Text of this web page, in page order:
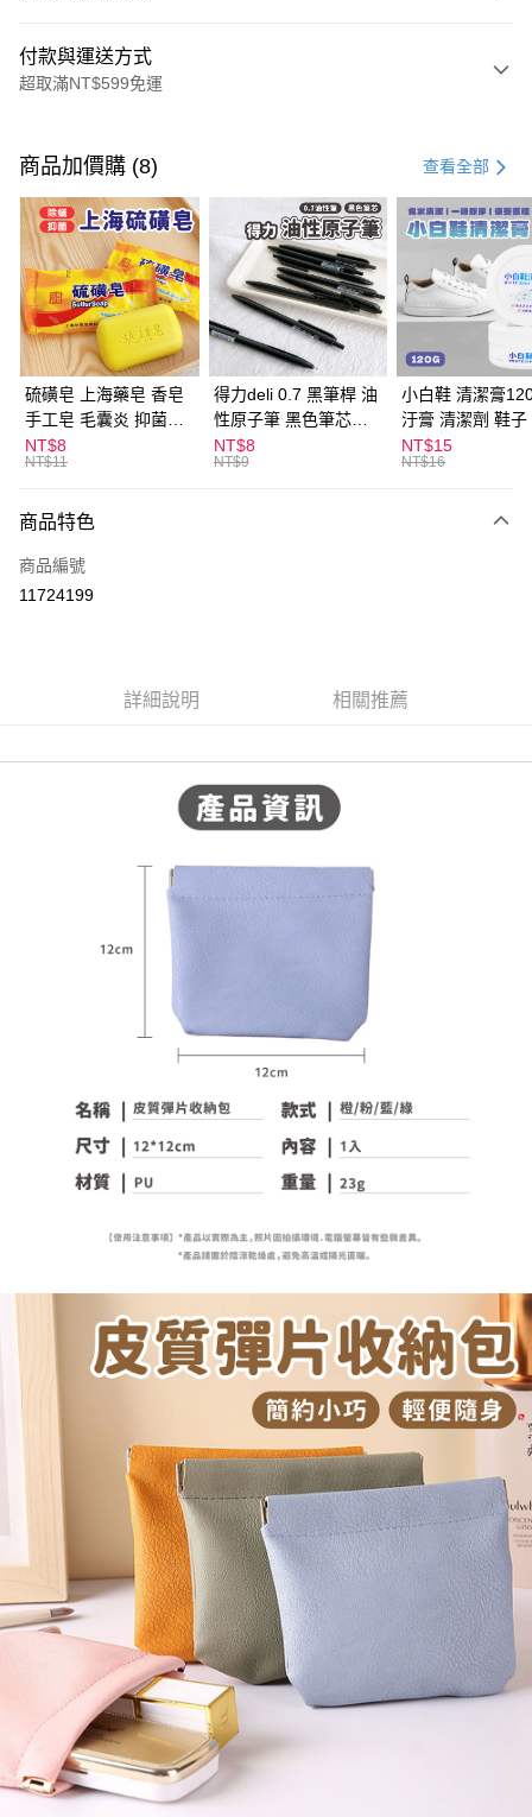
付款與運送方式
超取滿NT$599免運
信用卡一次付款
超商取貨付款
LINE Pay
Apple Pay
街口支付
悠遊付
ATM付款
全家取貨付款
每筆NT$60，滿NT$599(含以上)免運費
付款後全家取貨
每筆NT$60，滿NT$599(含以上)免運費
每筆NT$60，滿NT$599(含以上)免運費
商品加價購 (8) 查看全部
硫磺皂 上海藥皂 香皂
手工皂 毛囊炎 抑菌除
蟎 清潔護膚 去油去痘
寵物皮膚病 狗狗貓咪
NT$8
NT$11
得力deli 0.7 黑筆桿 油
性原子筆 黑色筆芯
S304
NT$8
NT$9
小白鞋 清潔膏
汙膏 清潔劑 鞋子
漬 白皮鞋 鞋油
NT$15
NT$16
商品特色
商品編號
11724199
詳細說明 相關推薦